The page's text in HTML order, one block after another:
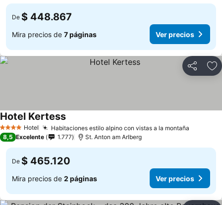
De $ 448.867
Mira precios de 7 páginas Ver precios
Compartir
4 EstrellasHotel Habitaciones estilo alpino con vistas a la montaña
Hotel Kertess
8,5 Excelente 1.777 St. Anton am Arlberg
De $ 465.120
Mira precios de 2 páginas Ver precios